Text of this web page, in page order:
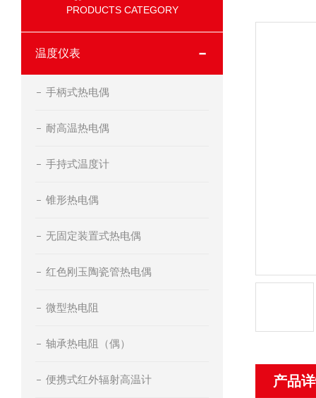
PRODUCTS CATEGORY
温度仪表
手柄式热电偶
耐高温热电偶
手持式温度计
锥形热电偶
无固定装置式热电偶
红色刚玉陶瓷管热电偶
微型热电阻
轴承热电阻（偶）
便携式红外辐射高温计 产品